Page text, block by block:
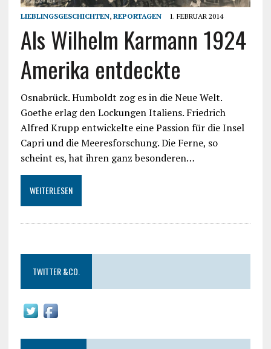
LIEBLINGSGESCHICHTEN, REPORTAGEN 1. FEBRUAR 2014
Als Wilhelm Karmann 1924
Amerika entdeckte
Osnabrück. Humboldt zog es in die Neue Welt.
Goethe erlag den Lockungen Italiens. Friedrich
Alfred Krupp entwickelte eine Passion für die Insel
Capri und die Meeresforschung. Die Ferne, so
scheint es, hat ihren ganz besonderen…
WEITERLESEN
TWITTER &CO.